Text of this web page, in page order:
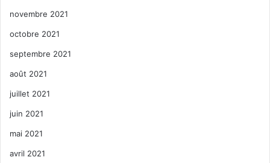
novembre 2021
octobre 2021
septembre 2021
août 2021
juillet 2021
juin 2021
mai 2021
avril 2021